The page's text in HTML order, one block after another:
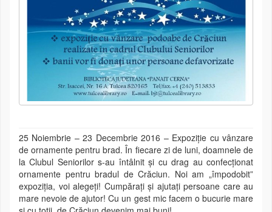
25 Noiembrie – 23 Decembrie 2016 – Expoziție cu vânzare
de ornamente pentru brad. În fiecare zi de luni, doamnele de
la Clubul Seniorilor s-au întâlnit și cu drag au confecționat
ornamente pentru bradul de Crăciun. Noi am „împodobit”
expoziția, voi alegeți! Cumpărați și ajutați persoane care au
mare nevoie de ajutor! Cu un gest mic facem o bucurie mare